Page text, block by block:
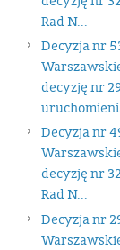
Rad N...
Decyzja nr
decyzję nr
Decyzja nr
decyzję nr
Rad N...
Decyzja nr